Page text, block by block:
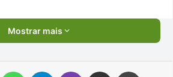
Mostrar mais
Linkedin WhatsAppTelegram Viber Compartilhar via e-mail